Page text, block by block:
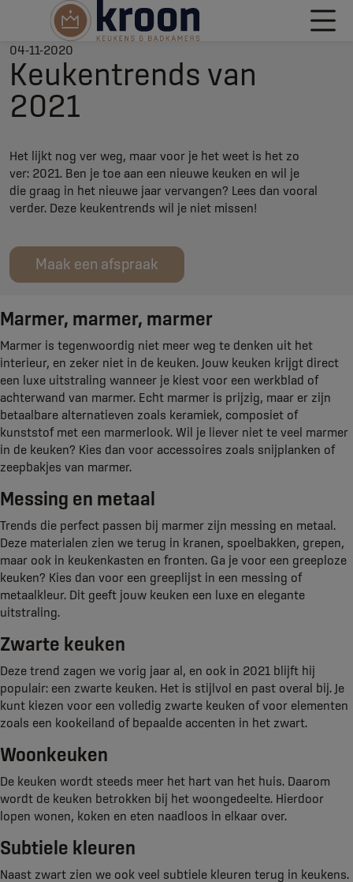
04-11-2020
Keukentrends van
2021
Het lijkt nog ver weg, maar voor je het weet is het zo
ver: 2021. Ben je toe aan een nieuwe keuken en wil je
die graag in het nieuwe jaar vervangen? Lees dan vooral
verder. Deze keukentrends wil je niet missen!
Maak een afspraak
Marmer, marmer, marmer
Marmer is tegenwoordig niet meer weg te denken uit het
interieur, en zeker niet in de keuken. Jouw keuken krijgt direct
een luxe uitstraling wanneer je kiest voor een werkblad of
achterwand van marmer. Echt marmer is prijzig, maar er zijn
betaalbare alternatieven zoals keramiek, composiet of
kunststof met een marmerlook. Wil je liever niet te veel marmer
in de keuken? Kies dan voor accessoires zoals snijplanken of
zeepbakjes van marmer.
Messing en metaal
Trends die perfect passen bij marmer zijn messing en metaal.
Deze materialen zien we terug in kranen, spoelbakken, grepen,
maar ook in keukenkasten en fronten. Ga je voor een greeploze
keuken? Kies dan voor een greeplijst in een messing of
metaalkleur. Dit geeft jouw keuken een luxe en elegante
uitstraling.
Zwarte keuken
Deze trend zagen we vorig jaar al, en ook in 2021 blijft hij
populair: een zwarte keuken. Het is stijlvol en past overal bij. Je
kunt kiezen voor een volledig zwarte keuken of voor elementen
zoals een kookeiland of bepaalde accenten in het zwart.
Woonkeuken
De keuken wordt steeds meer het hart van het huis. Daarom
wordt de keuken betrokken bij het woongedeelte. Hierdoor
lopen wonen, koken en eten naadloos in elkaar over.
Subtiele kleuren
Naast zwart zien we ook veel subtiele kleuren terug in keukens.